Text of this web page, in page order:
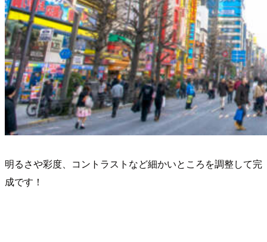
明るさや彩度、コントラストなど細かいところを調整して完
成です！